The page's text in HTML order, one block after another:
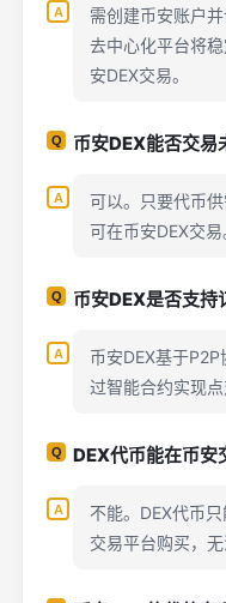
需创建币安账户
去中心化平台将
安DEX交易。
币安DEX能否交易
可以。只要代币
可在币安DEX交易
币安DEX是否支持
币安DEX基于
过智能合约实现点
DEX代币能在币安
不能。DEX代币
交易平台购买，